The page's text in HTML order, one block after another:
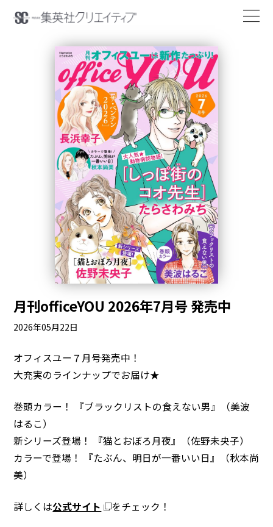
月刊officeYOU 2026年7月号 発売中
2026年05月22日
オフィスユー７月号発売中！
大充実のラインナップでお届け★
巻頭カラー！ 『ブラックリストの食えない男』（美波
はるこ）
新シリーズ登場！ 『猫とおぼろ月夜』（佐野未央子）
カラーで登場！ 『たぶん、明日が一番いい日』（秋本尚
美）
詳しくは公式サイト をチェック！